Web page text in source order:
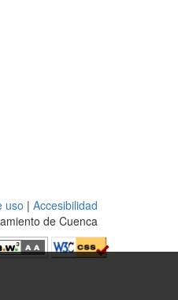
uso | Accesibilidad
de Cuenca